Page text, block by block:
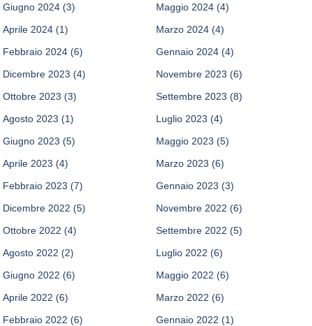
Giugno 2024 (3) Maggio 2024 (4)
Aprile 2024 (1) Marzo 2024 (4)
Febbraio 2024 (6) Gennaio 2024 (4)
Dicembre 2023 (4) Novembre 2023 (6)
Ottobre 2023 (3) Settembre 2023 (8)
Agosto 2023 (1) Luglio 2023 (4)
Giugno 2023 (5) Maggio 2023 (5)
Aprile 2023 (4) Marzo 2023 (6)
Febbraio 2023 (7) Gennaio 2023 (3)
Dicembre 2022 (5) Novembre 2022 (6)
Ottobre 2022 (4) Settembre 2022 (5)
Agosto 2022 (2) Luglio 2022 (6)
Giugno 2022 (6) Maggio 2022 (6)
Aprile 2022 (6) Marzo 2022 (6)
Febbraio 2022 (6) Gennaio 2022 (1)